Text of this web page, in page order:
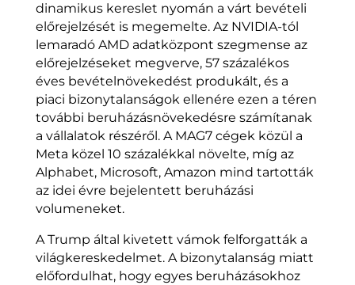
dinamikus kereslet nyomán a várt bevételi
előrejelzését is megemelte. Az NVIDIA-tól
lemaradó AMD adatközpont szegmense az
előrejelzéseket megverve, 57 százalékos
éves bevételnövekedést produkált, és a
piaci bizonytalanságok ellenére ezen a téren
további beruházásnövekedésre számítanak
a vállalatok részéről. A MAG7 cégek közül a
Meta közel 10 százalékkal növelte, míg az
Alphabet, Microsoft, Amazon mind tartották
az idei évre bejelentett beruházási
volumeneket.
A Trump által kivetett vámok felforgatták a
világkereskedelmet. A bizonytalanság miatt
előfordulhat, hogy egyes beruházásokhoz